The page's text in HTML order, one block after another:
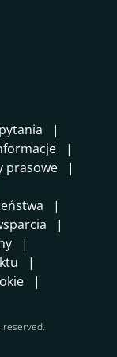
prasowe
reserved.